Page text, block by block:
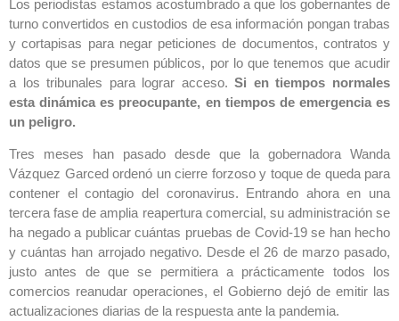
Los periodistas estamos acostumbrado a que los gobernantes de
turno convertidos en custodios de esa información pongan trabas
y cortapisas para negar peticiones de documentos, contratos y
datos que se presumen públicos, por lo que tenemos que acudir
a los tribunales para lograr acceso.Si en tiempos normales
esta dinámica es preocupante, en tiempos de emergencia es
un peligro.
Tres meses han pasado desde que la gobernadora Wanda
Vázquez Garced ordenó un cierre forzoso y toque de queda para
contener el contagio del coronavirus. Entrando ahora en una
tercera fase de amplia reapertura comercial, su administración se
ha negado a publicar cuántas pruebas de Covid-19 se han hecho
y cuántas han arrojado negativo. Desde el 26 de marzo pasado,
justo antes de que se permitiera a prácticamente todos los
comercios reanudar operaciones, el Gobierno dejó de emitir las
actualizaciones diarias de la respuesta ante la pandemia.